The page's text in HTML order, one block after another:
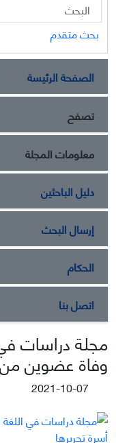
بحث متقدم
الصفحة الرئيسة
تصفح
معلومات المجلة
دليل الباحثين
إرسال البحث
الحكام
اتصل بنا
مجلة دراسات في
وفاة عضوين من
2021-10-07